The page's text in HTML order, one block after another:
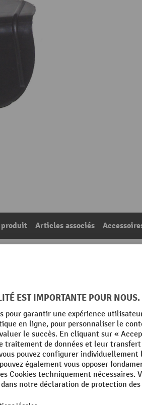
produit Articles associés
de feuillard de 20 mm
Protection des bords
Matériau
Rubrique
Type de profilé de